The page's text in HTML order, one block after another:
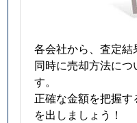
住吉本町
住吉本町
650
住吉本町
各会社から、査定結
同時に売却方法につ
す。
正確な金額を把握
を出しましょう！